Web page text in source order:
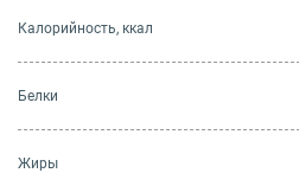
Калорийность, ккал
Белки
Жиры